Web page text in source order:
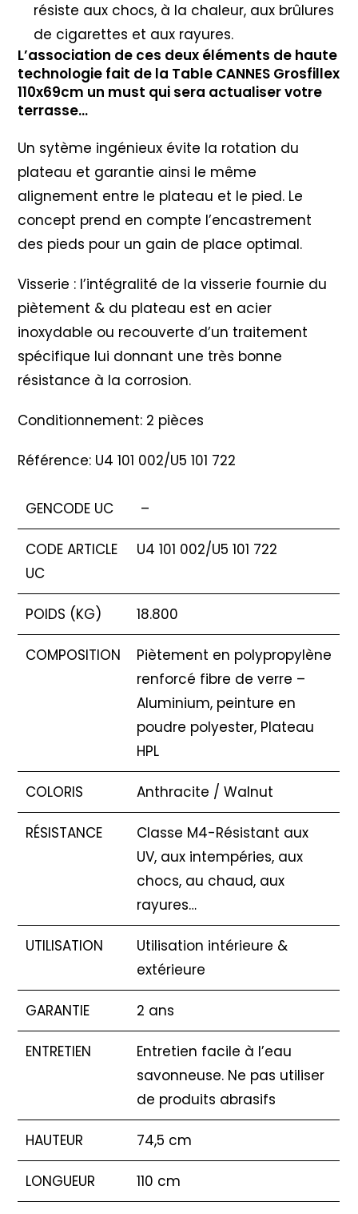
résiste aux chocs, à la chaleur, aux brûlures
de cigarettes et aux rayures.
L’association de ces deux éléments de haute
technologie fait de la Table CANNES Grosfillex
110x69cm un must qui sera actualiser votre
terrasse…
Un sytème ingénieux évite la rotation du
plateau et garantie ainsi le même
alignement entre le plateau et le pied. Le
concept prend en compte l’encastrement
des pieds pour un gain de place optimal.
Visserie : l’intégralité de la visserie fournie du
piètement & du plateau est en acier
inoxydable ou recouverte d’un traitement
spécifique lui donnant une très bonne
résistance à la corrosion.
Conditionnement: 2 pièces
Référence: U4 101 002/U5 101 722
GENCODE UC –
CODE ARTICLE
UC
U4 101 002/U5 101 722
POIDS (KG) 18.800
COMPOSITION
Piètement en polypropylène
renforcé fibre de verre –
Aluminium, peinture en
poudre polyester, Plateau
HPL
COLORIS Anthracite / Walnut
RÉSISTANCE
Classe M4-Résistant aux
UV, aux intempéries, aux
chocs, au chaud, aux
rayures…
UTILISATION
Utilisation intérieure &
extérieure
GARANTIE 2 ans
ENTRETIEN
Entretien facile à l’eau
savonneuse. Ne pas utiliser
de produits abrasifs
HAUTEUR 74,5 cm
LONGUEUR 110 cm